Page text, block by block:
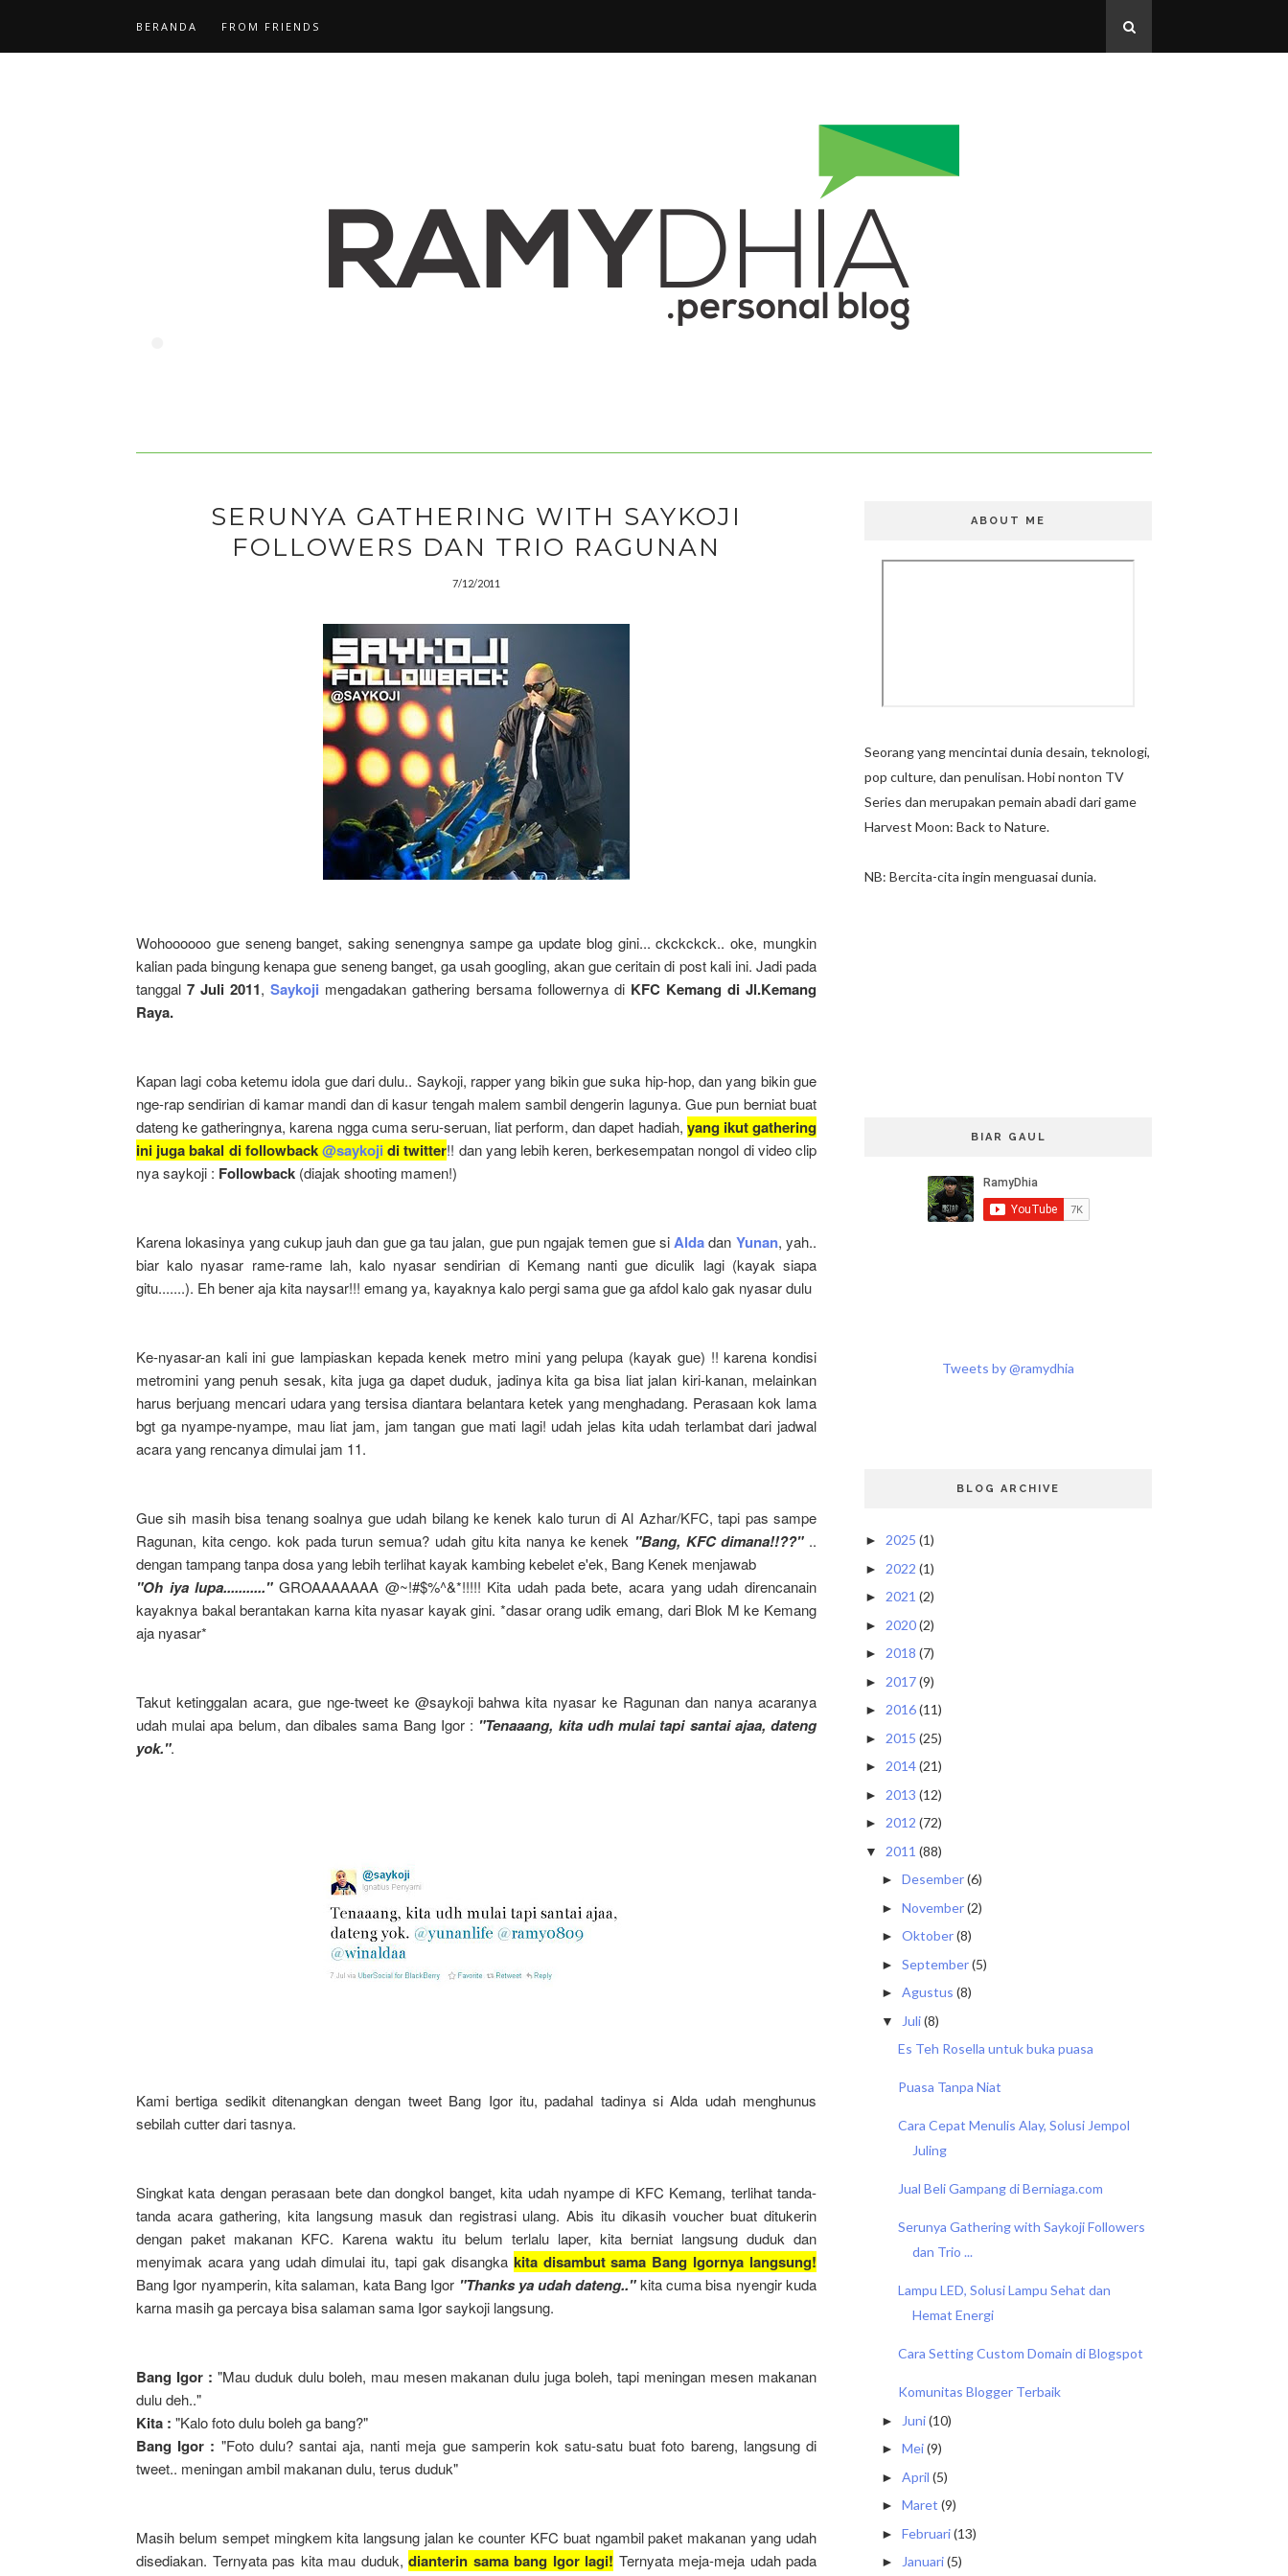
BERANDA FROM FRIENDS
SERUNYA GATHERING WITH SAYKOJI
FOLLOWERS DAN TRIO RAGUNAN
7/12/2011
Wohoooooo gue seneng banget, saking senengnya sampe ga update blog gini... ckckckck.. oke, mungkin
kalian pada bingung kenapa gue seneng banget, ga usah googling, akan gue ceritain di post kali ini. Jadi pada
tanggal7 Juli 2011,Saykoji mengadakan gathering bersama followernya di KFC Kemang di Jl.Kemang
Raya.
Kapan lagi coba ketemu idola gue dari dulu.. Saykoji, rapper yang bikin gue suka hip-hop, dan yang bikin gue
nge-rap sendirian di kamar mandi dan di kasur tengah malem sambil dengerin lagunya. Gue pun berniat buat
dateng ke gatheringnya, karena ngga cuma seru-seruan, liat perform, dan dapet hadiah, yang ikut gathering
ini juga bakal di followback@saykojidi twitter!! dan yang lebih keren, berkesempatan nongol di video clip
nya saykoji : Followback (diajak shooting mamen!)
Karena lokasinya yang cukup jauh dan gue ga tau jalan, gue pun ngajak temen gue si Aldadan Yunan, yah..
biar kalo nyasar rame-rame lah, kalo nyasar sendirian di Kemang nanti gue diculik lagi (kayak siapa
gitu.......). Eh bener aja kita naysar!!! emang ya, kayaknya kalo pergi sama gue ga afdol kalo gak nyasar dulu
Ke-nyasar-an kali ini gue lampiaskan kepada kenek metro mini yang pelupa (kayak gue) !! karena kondisi
metromini yang penuh sesak, kita juga ga dapet duduk, jadinya kita ga bisa liat jalan kiri-kanan, melainkan
harus berjuang mencari udara yang tersisa diantara belantara ketek yang menghadang. Perasaan kok lama
bgt ga nyampe-nyampe, mau liat jam, jam tangan gue mati lagi! udah jelas kita udah terlambat dari jadwal
acara yang rencanya dimulai jam 11.
Gue sih masih bisa tenang soalnya gue udah bilang ke kenek kalo turun di Al Azhar/KFC, tapi pas sampe
Ragunan, kita cengo. kok pada turun semua? udah gitu kita nanya ke kenek "Bang, KFC dimana!!??"..
dengan tampang tanpa dosa yang lebih terlihat kayak kambing kebelet e'ek, Bang Kenek menjawab
"Oh iya lupa..........." GROAAAAAAA @~!#$%^&*!!!!! Kita udah pada bete, acara yang udah direncanain
kayaknya bakal berantakan karna kita nyasar kayak gini. *dasar orang udik emang, dari Blok M ke Kemang
aja nyasar*
Takut ketinggalan acara, gue nge-tweet ke @saykoji bahwa kita nyasar ke Ragunan dan nanya acaranya
udah mulai apa belum, dan dibales sama Bang Igor : "Tenaaang, kita udh mulai tapi santai ajaa, dateng
yok.".
Kami bertiga sedikit ditenangkan dengan tweet Bang Igor itu, padahal tadinya si Alda udah menghunus
sebilah cutter dari tasnya.
Singkat kata dengan perasaan bete dan dongkol banget, kita udah nyampe di KFC Kemang, terlihat tanda-
tanda acara gathering, kita langsung masuk dan registrasi ulang. Abis itu dikasih voucher buat ditukerin
dengan paket makanan KFC. Karena waktu itu belum terlalu laper, kita berniat langsung duduk dan
menyimak acara yang udah dimulai itu, tapi gak disangka kita disambut sama Bang Igornya langsung!
Bang Igor nyamperin, kita salaman, kata Bang Igor "Thanks ya udah dateng.."kita cuma bisa nyengir kuda
karna masih ga percaya bisa salaman sama Igor saykoji langsung.
Bang Igor : "Mau duduk dulu boleh, mau mesen makanan dulu juga boleh, tapi meningan mesen makanan
dulu deh.."
Kita : "Kalo foto dulu boleh ga bang?"
Bang Igor : "Foto dulu? santai aja, nanti meja gue samperin kok satu-satu buat foto bareng, langsung di
tweet.. meningan ambil makanan dulu, terus duduk"
Masih belum sempet mingkem kita langsung jalan ke counter KFC buat ngambil paket makanan yang udah
disediakan. Ternyata pas kita mau duduk, dianterin sama bang Igor lagi! Ternyata meja-meja udah pada
ABOUT ME
Seorang yang mencintai dunia desain, teknologi,
pop culture, dan penulisan. Hobi nonton TV
Series dan merupakan pemain abadi dari game
Harvest Moon: Back to Nature.
NB: Bercita-cita ingin menguasai dunia.
BIAR GAUL
Tweets by @ramydhia
BLOG ARCHIVE
► 2025 (1)
► 2022 (1)
► 2021 (2)
► 2020(2)
► 2018 (7)
► 2017(9)
► 2016(11)
► 2015 (25)
► 2014(21)
► 2013 (12)
► 2012 (72)
▼ 2011 (88)
► Desember(6)
► November(2)
► Oktober(8)
► September(5)
► Agustus (8)
▼ Juli(8)
Es Teh Rosella untuk buka puasa
Puasa Tanpa Niat
Cara Cepat Menulis Alay, Solusi Jempol
Juling
Jual Beli Gampang di Berniaga.com
Serunya Gathering with Saykoji Followers
dan Trio ...
Lampu LED, Solusi Lampu Sehat dan
Hemat Energi
Cara Setting Custom Domain di Blogspot
Komunitas Blogger Terbaik
► Juni(10)
► Mei(9)
► April (5)
► Maret (9)
► Februari(13)
► Januari(5)